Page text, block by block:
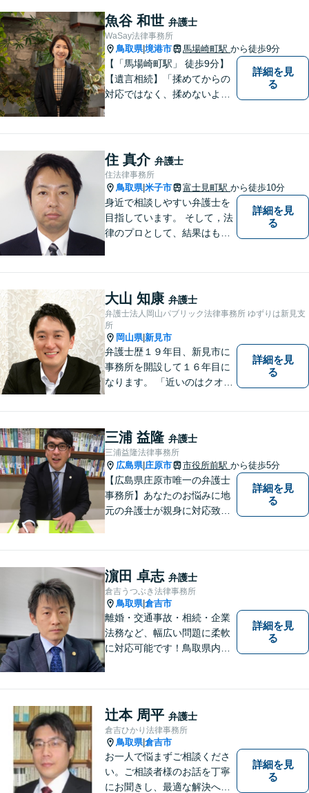
魚谷 和世 弁護士
WaSay法律事務所
鳥取県|境港市 馬場崎町駅 から徒歩9分
【「馬場崎町駅」 徒歩9分】
【遺言相続】「揉めてからの
対応ではなく、揉めないよう
決を目指します。 どんな些細
なことでもお気軽にご相談く
ださい。【弁護士歴15年以
上】
詳細を見
る
住 真介 弁護士
住法律事務所
鳥取県|米子市 富士見町駅 から徒歩10分
身近で相談しやすい弁護士を
目指しています。 そして，法
律のプロとして、結果はもち
依頼者様の心を理解し，寄り
添いながら問題い解決のサポ
ートを心がけています。
詳細を見
る
大山 知康 弁護士
弁護士法人岡山パブリック法律事務所 ゆずりは新見支
所
岡山県|新見市
弁護士歴１９年目、新見市に
事務所を開設して１６年目に
なります。 「近いのはクオリ
皆さまに距離的にも精神的に
も「近い」法律事務所となれ
るよう職員一同頑張っていま
す。 お気軽にお問い合わせく
ださい。
詳細を見
る
三浦 益隆 弁護士
三浦益隆法律事務所
広島県| 庄原市 市役所前駅 から徒歩5分
【広島県庄原市唯一の弁護士
事務所】あなたのお悩みに地
元の弁護士が親身に対応致し
詳細を見
る
濵田 卓志 弁護士
倉吉うつぶき法律事務所
鳥取県|倉吉市
離婚・交通事故・相続・企業
法務など、幅広い問題に柔軟
に対応可能です！鳥取県内の
をしてもいいのか」と迷われ
ている方も、お気軽にご相談
ください！【駐車場有】
詳細を見
る
辻本 周平 弁護士
倉吉ひかり法律事務所
鳥取県|倉吉市
お一人で悩まずご相談くださ
い。ご相談者様のお話を丁寧
にお聞きし、最適な解決へと
詳細を見
る